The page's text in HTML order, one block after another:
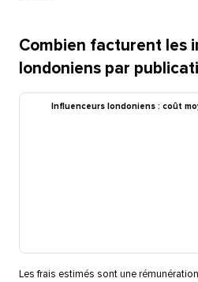
Combien facturent les
londoniens par
Influenceurs londoniens : coût
Les frais estimés sont une